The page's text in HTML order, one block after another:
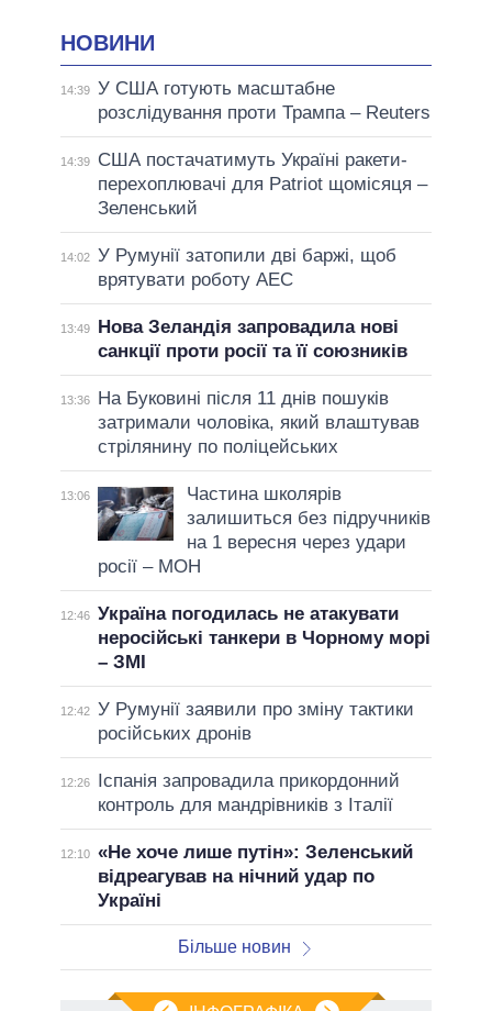
НОВИНИ
14:39 У США готують масштабне
розслідування проти Трампа – Reuters
14:39
США постачатимуть Україні ракети-
перехоплювачі для Patriot щомісяця –
Зеленський
14:02 У Румунії затопили дві баржі, щоб
врятувати роботу АЕС
13:49
Нова Зеландія запровадила нові
санкції проти росії та її союзників
13:36
На Буковині після 11 днів пошуків
затримали чоловіка, який влаштував
стрілянину по поліцейських
13:06
Частина школярів
залишиться без підручників
на 1 вересня через удари
росії – МОН
12:46 Україна погодилась не атакувати
неросійські танкери в Чорному морі
– ЗМІ
12:42 У Румунії заявили про зміну тактики
російських дронів
12:26
Іспанія запровадила прикордонний
контроль для мандрівників з Італії
12:10 «Не хоче лише путін»: Зеленський
відреагував на нічний удар по
Україні
Більше новин